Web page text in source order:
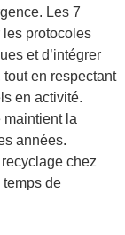
Les 7
les protocoles
et d’intégrer
en respectant
en activité.
maintient la
années.
chez
de